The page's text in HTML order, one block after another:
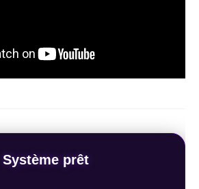
Système prêt